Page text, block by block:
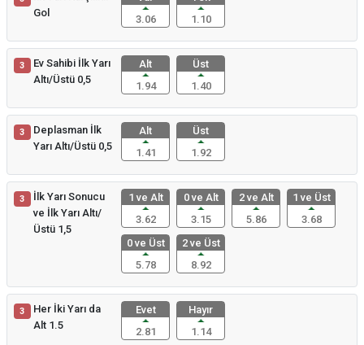
Gol
3.06
1.10
3
Ev Sahibi İlk Yarı
Altı/Üstü 0,5
Alt
1.94
Üst
1.40
3
Deplasman İlk
Yarı Altı/Üstü 0,5
Alt
1.41
Üst
1.92
3
İlk Yarı Sonucu
ve İlk Yarı Altı/
Üstü 1,5
1 ve Alt
3.62
0 ve Alt
3.15
2 ve Alt
5.86
1 ve Üst
3.68
0 ve Üst
5.78
2 ve Üst
8.92
3
Her İki Yarı da
Alt 1.5
Evet
2.81
Hayır
1.14